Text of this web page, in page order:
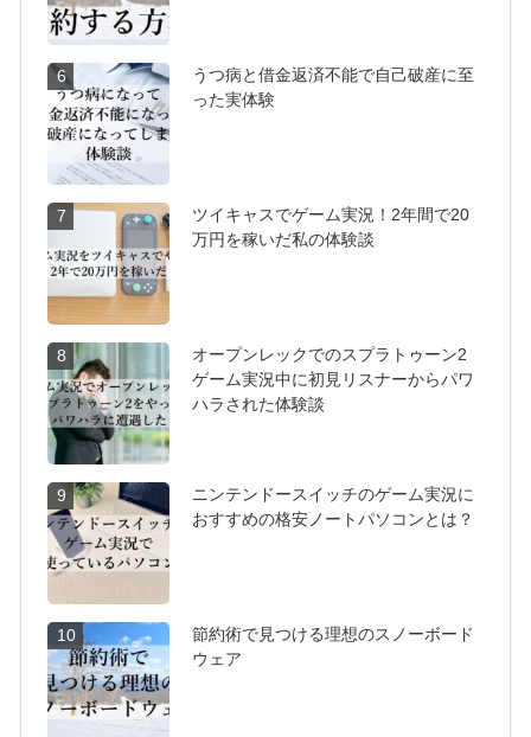
6
うつ病と借金返済不能で自己破産に至
った実体験
7
ツイキャスでゲーム実況！2年間で20
万円を稼いだ私の体験談
8
オープンレックでのスプラトゥーン2
ゲーム実況中に初見リスナーからパワ
ハラされた体験談
9
ニンテンドースイッチのゲーム実況に
おすすめの格安ノートパソコンとは？
10
節約術で見つける理想のスノーボード
ウェア